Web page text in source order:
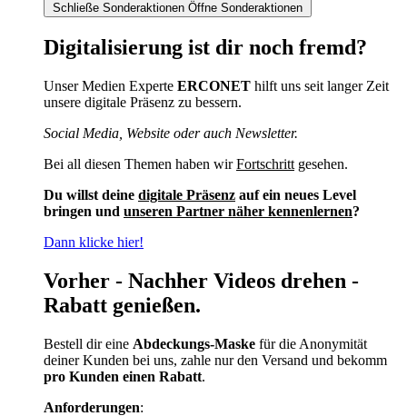
Schließe Sonderaktionen Öffne Sonderaktionen
Digitalisierung ist dir noch fremd?
Unser Medien Experte ERCONET hilft uns seit langer Zeit
unsere digitale Präsenz zu bessern.
Social Media, Website oder auch Newsletter.
Bei all diesen Themen haben wirFortschritt gesehen.
Du willst deine digitale Präsenz auf ein neues Level
bringen und unseren Partner näher kennenlernen?
Dann klicke hier!
Vorher - Nachher Videos drehen -
Rabatt genießen.
Bestell dir eine Abdeckungs-Maske für die Anonymität
deiner Kunden bei uns, zahle nur den Versand und bekomm
pro Kunden einen Rabatt.
Anforderungen: